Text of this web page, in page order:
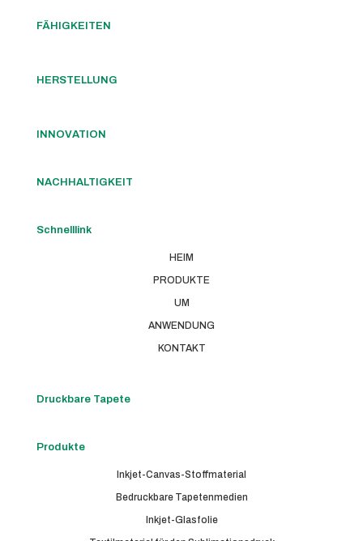
FÄHIGKEITEN
HERSTELLUNG
INNOVATION
NACHHALTIGKEIT
Schnelllink
HEIM
PRODUKTE
UM
ANWENDUNG
KONTAKT
Druckbare Tapete
Produkte
Inkjet-Canvas-Stoffmaterial
Bedruckbare Tapetenmedien
Inkjet-Glasfolie